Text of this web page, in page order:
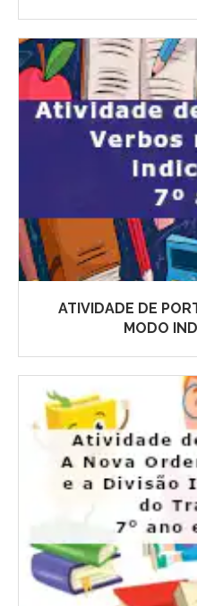
ATIVIDADE DE
MODO